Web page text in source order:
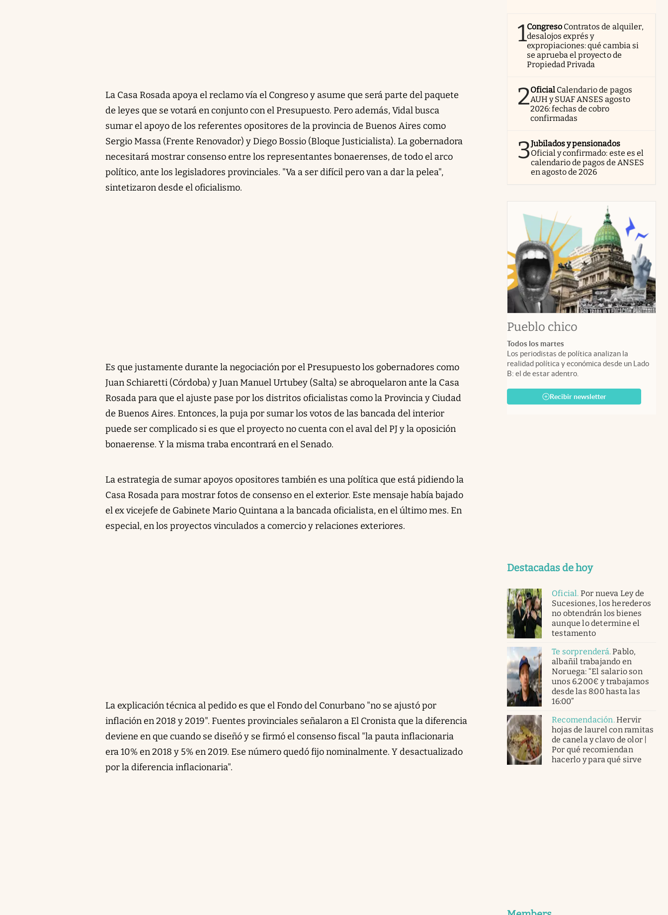
La Casa Rosada apoya el reclamo vía el Congreso y asume que será parte del paquete
de leyes que se votará en conjunto con el Presupuesto. Pero además, Vidal busca
sumar el apoyo de los referentes opositores de la provincia de Buenos Aires como
Sergio Massa (Frente Renovador) y Diego Bossio (Bloque Justicialista). La gobernadora
necesitará mostrar consenso entre los representantes bonaerenses, de todo el arco
político, ante los legisladores provinciales. "Va a ser difícil pero van a dar la pelea",
sintetizaron desde el oficialismo.
Es que justamente durante la negociación por el Presupuesto los gobernadores como
Juan Schiaretti (Córdoba) y Juan Manuel Urtubey (Salta) se abroquelaron ante la Casa
Rosada para que el ajuste pase por los distritos oficialistas como la Provincia y Ciudad
de Buenos Aires. Entonces, la puja por sumar los votos de las bancada del interior
puede ser complicado si es que el proyecto no cuenta con el aval del PJ y la oposición
bonaerense. Y la misma traba encontrará en el Senado.
La estrategia de sumar apoyos opositores también es una política que está pidiendo la
Casa Rosada para mostrar fotos de consenso en el exterior. Este mensaje había bajado
el ex vicejefe de Gabinete Mario Quintana a la bancada oficialista, en el último mes. En
especial, en los proyectos vinculados a comercio y relaciones exteriores.
La explicación técnica al pedido es que el Fondo del Conurbano "no se ajustó por
inflación en 2018 y 2019". Fuentes provinciales señalaron a El Cronista que la diferencia
deviene en que cuando se diseñó y se firmó el consenso fiscal "la pauta inflacionaria
era 10% en 2018 y 5% en 2019. Ese número quedó fijo nominalmente. Y desactualizado
por la diferencia inflacionaria".
1Congreso Contratos de alquiler,
desalojos exprés y
expropiaciones: qué cambia si
se aprueba el proyecto de
Propiedad Privada
2Oficial Calendario de pagos
AUH y SUAF ANSES agosto
2026: fechas de cobro
confirmadas
3Jubilados y pensionados
Oficial y confirmado: este es el
calendario de pagos de ANSES
en agosto de 2026
Pueblo chico
Todos los martes
Los periodistas de política analizan la
realidad política y económica desde un Lado
B: el de estar adentro.
Recibir newsletter
Destacadas de hoy
Oficial. Por nueva Ley de
Sucesiones, los herederos
no obtendrán los bienes
aunque lo determine el
testamento
Te sorprenderá.Pablo,
albañil trabajando en
Noruega: “El salario son
unos 6.200€ y trabajamos
desde las 8:00 hasta las
16:00”
Recomendación.Hervir
hojas de laurel con ramitas
de canela y clavo de olor |
Por qué recomiendan
hacerlo y para qué sirve